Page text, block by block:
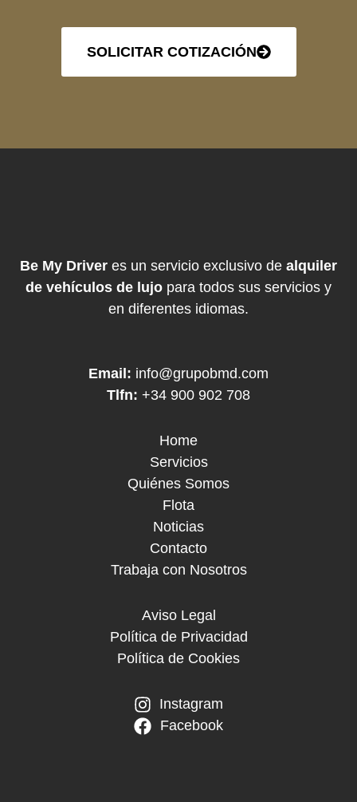
SOLICITAR COTIZACIÓN
Be My Driver es un servicio exclusivo de alquiler
de vehículos de lujo para todos sus servicios y
en diferentes idiomas.
Email: info@grupobmd.com
Tlfn: +34 900 902 708
Home
Servicios
Quiénes Somos
Flota
Noticias
Contacto
Trabaja con Nosotros
Aviso Legal
Política de Privacidad
Política de Cookies
Instagram
Facebook